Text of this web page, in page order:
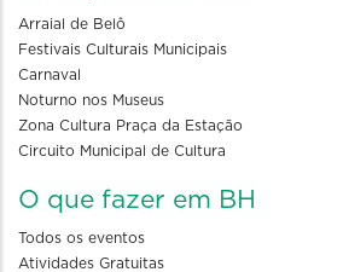
Arraial de Belô
Festivais Culturais Municipais
Carnaval
Noturno nos Museus
Zona Cultura Praça da Estação
Circuito Municipal de Cultura
O que fazer em BH
Todos os eventos
Atividades Gratuitas